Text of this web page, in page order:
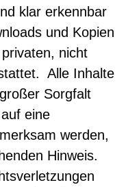
klar erkennbar
und Kopien
nicht
Alle Inhalte
Sorgfalt
eine
werden,
Hinweis.